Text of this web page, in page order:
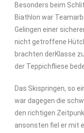
Besonders beim
Biathlon war
Gelingen einer
nicht getroffene
brachten derKlasse
der Teppichfliese
Das Skispringen, so
war dagegen die
den richtigen
ansonsten fiel er mit